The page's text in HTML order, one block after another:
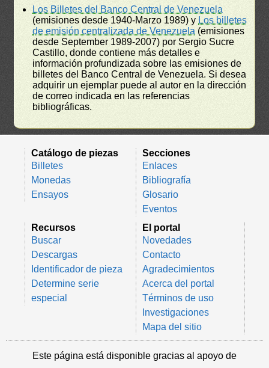
Los Billetes del Banco Central de Venezuela
(emisiones desde 1940-Marzo 1989) y Los billetes
de emisión centralizada de Venezuela (emisiones
desde September 1989-2007) por Sergio Sucre
Castillo, donde contiene más detalles e
información profundizada sobre las emisiones de
billetes del Banco Central de Venezuela. Si desea
adquirir un ejemplar puede al autor en la dirección
de correo indicada en las referencias
bibliográficas.
Catálogo de piezas
Billetes
Monedas
Ensayos
Secciones
Enlaces
Bibliografía
Glosario
Eventos
Recursos
Buscar
Descargas
Identificador de pieza
Determine serie
especial
El portal
Novedades
Contacto
Agradecimientos
Acerca del portal
Términos de uso
Investigaciones
Mapa del sitio
Este página está disponible gracias al apoyo de